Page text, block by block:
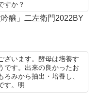
すか？
醸」二左衛門2022BY
ざいます。酵母は培養す
です。出来の良かったお
みから抽出・培養し、
す。明...